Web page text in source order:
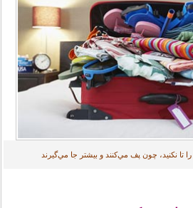
را تا نكنيد، چون پف مي‌كنند و بيشتر جا مي‌گيرند